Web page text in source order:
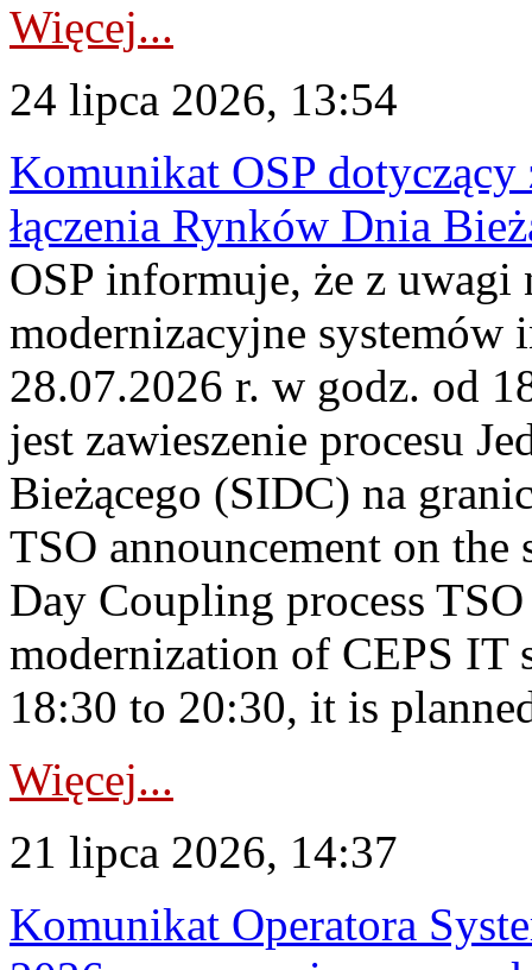
Więcej...
24 lipca 2026, 13:54
Komunikat OSP dotyczący
łączenia Rynków Dnia
OSP informuje, że z uwagi
modernizacyjne
28.07.2026 r. w godz. od
jest zawieszenie procesu
Bieżącego (SIDC) na
TSO announcement on
Day Coupling process
modernization of CEPS IT
18:30 to 20:30, it is
Więcej...
21 lipca 2026, 14:37
Komunikat Operatora